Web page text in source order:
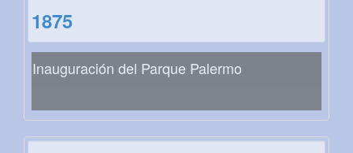
1875
Inauguración del Parque Palermo